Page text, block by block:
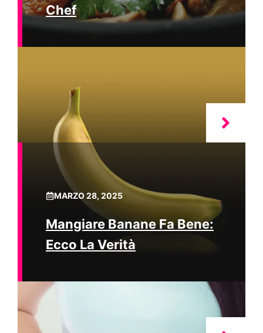
Chef
MARZO 28, 2025
Mangiare Banane Fa Bene:
Ecco La Verità